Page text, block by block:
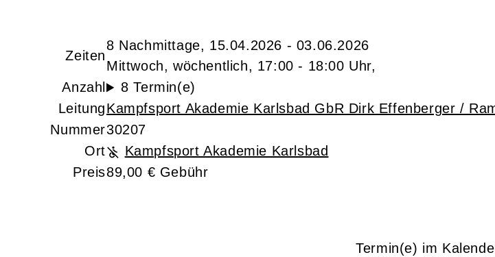
Zeiten
8 Nachmittage, 15.04.2026 - 03.06.2026
Mittwoch, wöchentlich, 17:00 - 18:00 Uhr,
Anzahl
8 Termin(e)
LeitungKampfsport Akademie Karlsbad GbR Dirk Effenberger /
Nummer30207
Ort
Kampfsport Akademie Karlsbad
Preis89,00 € Gebühr
Termin(e) im